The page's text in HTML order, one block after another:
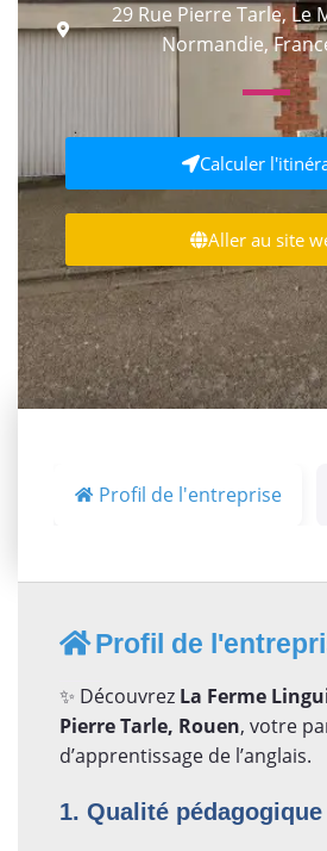
29 Rue Pierre Tarle, Le
Normandie,
Calculer
Aller au site
Profil de l'entreprise
Profil de
✨ Découvrez La Ferme
Pierre Tarle, Rouen, votre
d’apprentissage de l’anglais.
1. Qualité pédagogique